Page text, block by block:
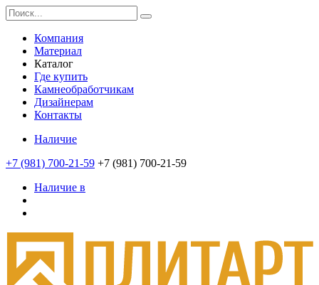
Компания
Материал
Каталог
Где купить
Камнеобработчикам
Дизайнерам
Контакты
Наличие
+7 (981) 700-21-59 +7 (981) 700-21-59
Наличие в